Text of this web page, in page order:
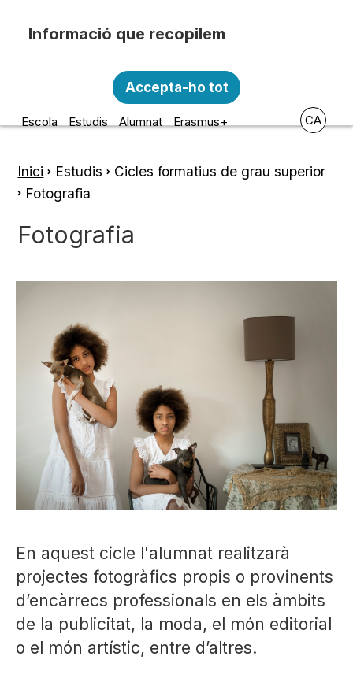
Escola d'Art i Disseny de la
Diputació a Tarragona
Escola Estudis Alumnat Erasmus+ CA
Fil
d'ariadna
Inici Estudis Cicles formatius de grau superior
Fotografia
Fotografia
En aquest cicle l'alumnat realitzarà
projectes fotogràfics propis o provinents
d’encàrrecs professionals en els àmbits
de la publicitat, la moda, el món editorial
o el món artístic, entre d’altres.
personal amb les següents finalitats:
Funcionalitat, Analítica.
Accepta-ho tot